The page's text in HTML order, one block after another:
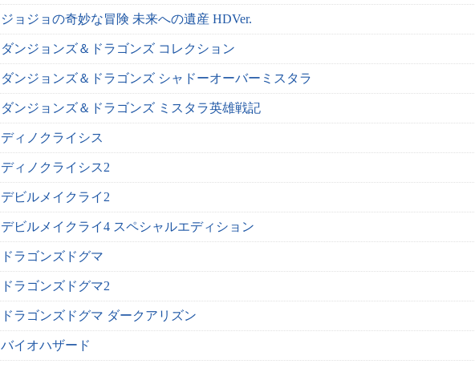
ジョジョの奇妙な冒険 未来への遺産 HDVer.
ダンジョンズ＆ドラゴンズ コレクション
ダンジョンズ＆ドラゴンズ シャドーオーバーミスタラ
ダンジョンズ＆ドラゴンズ ミスタラ英雄戦記
ディノクライシス
ディノクライシス2
デビルメイクライ2
デビルメイクライ4 スペシャルエディション
ドラゴンズドグマ
ドラゴンズドグマ2
ドラゴンズドグマ ダークアリズン
バイオハザード